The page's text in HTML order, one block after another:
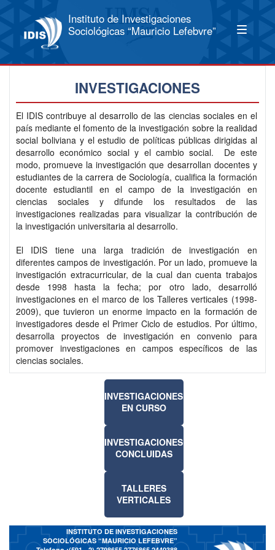
Instituto de Investigaciones
Sociológicas “Mauricio Lefebvre”
INVESTIGACIONES
El IDIS contribuye al desarrollo de las ciencias sociales en el
país mediante el fomento de la investigación sobre la realidad
social boliviana y el estudio de políticas públicas dirigidas al
desarrollo económico social y el cambio social. De este
modo, promueve la investigación que desarrollan docentes y
estudiantes de la carrera de Sociología, cualifica la formación
docente estudiantil en el campo de la investigación en
ciencias sociales y difunde los resultados de las
investigaciones realizadas para visualizar la contribución de
la investigación universitaria al desarrollo.
El IDIS tiene una larga tradición de investigación en
diferentes campos de investigación. Por un lado, promueve la
investigación extracurricular, de la cual dan cuenta trabajos
desde 1998 hasta la fecha; por otro lado, desarrolló
investigaciones en el marco de los Talleres verticales (1998-
2009), que tuvieron un enorme impacto en la formación de
investigadores desde el Primer Ciclo de estudios. Por último,
desarrolla proyectos de investigación en convenio para
promover investigaciones en campos específicos de las
ciencias sociales.
INVESTIGACIONES
EN CURSO
INVESTIGACIONES
CONCLUIDAS
TALLERES
VERTICALES
INSTITUTO DE INVESTIGACIONES
SOCIOLÓGICAS “MAURICIO LEFEBVRE”